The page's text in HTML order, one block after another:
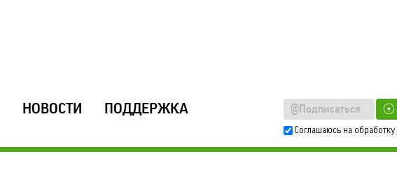
НОВОСТИ ПОДДЕРЖКА ☉
Соглашаюсь на обработку